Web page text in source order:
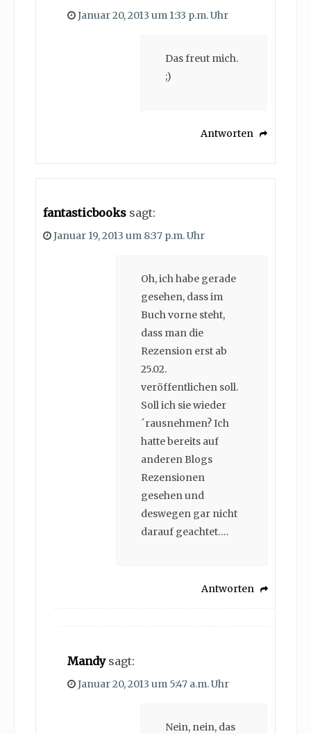
Januar 20, 2013 um 1:33 p.m. Uhr
Das freut mich.
;)
Antworten
fantasticbooks sagt:
Januar 19, 2013 um 8:37 p.m. Uhr
Oh, ich habe gerade
gesehen, dass im
Buch vorne steht,
dass man die
Rezension erst ab
25.02.
veröffentlichen soll.
Soll ich sie wieder
´rausnehmen? Ich
hatte bereits auf
anderen Blogs
Rezensionen
gesehen und
deswegen gar nicht
darauf geachtet….
Antworten
Mandy sagt:
Januar 20, 2013 um 5:47 a.m. Uhr
Nein, nein, das